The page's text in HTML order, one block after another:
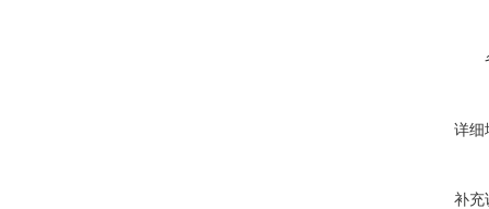
详细
补充